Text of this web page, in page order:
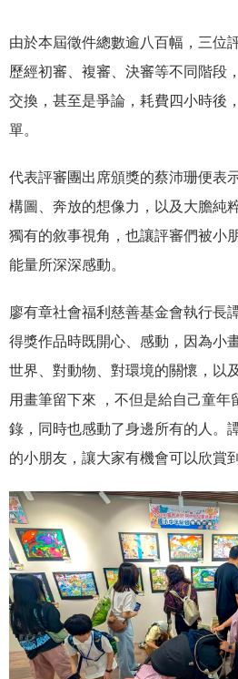
由於本屆徵件總數逾八百幅，三位
歷經初審、複審、決審等不同階段
交換，甚至是爭論，耗費四小時後
單。
代表評審團出席頒獎的蔡沛珊便表
構圖、奔放的想像力，以及大膽純
獨有的敘事視角，也讓評審們被小
能量所深深感動。
廖有章社會福利慈善基金會執行長
得獎作品時既開心、感動，因為小
世界、對動物、對環境的關懷，以
用畫筆留下來 ，不但是給自己童年
錄，同時也感動了身邊所有的人。
的小朋友，讓大家有機會可以欣賞